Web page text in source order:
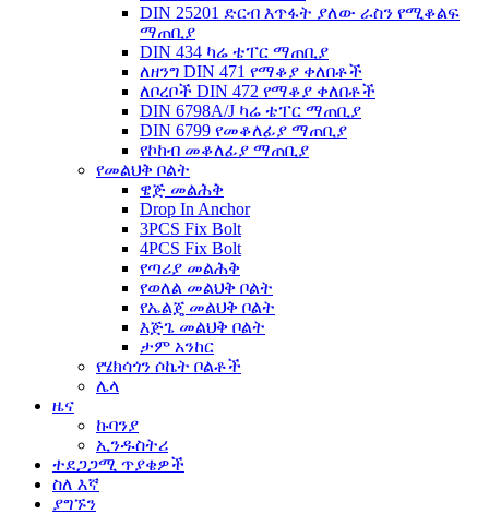
DIN 25201 ድርብ እጥፋት ያለው ራስን የሚቆልፍ
ማጠቢያ
DIN 434 ካሬ ቴፐር ማጠቢያ
ለዘንግ DIN 471 የማቆያ ቀለበቶች
ለቦረቦች DIN 472 የማቆያ ቀለበቶች
DIN 6798A/J ካሬ ቴፐር ማጠቢያ
DIN 6799 የመቆለፊያ ማጠቢያ
የኮከብ መቆለፊያ ማጠቢያ
የመልህቅ ቦልት
ዌጅ መልሕቅ
Drop In Anchor
3PCS Fix Bolt
4PCS Fix Bolt
የጣሪያ መልሕቅ
የወለል መልህቅ ቦልት
የኤልጄ መልህቅ ቦልት
እጅጌ መልህቅ ቦልት
ታም አንከር
የሄክሳጎን ሶኬት ቦልቶች
ሌላ
ዜና
ኩባንያ
ኢንዱስትሪ
ተደጋጋሚ ጥያቄዎች
ስለ እኛ
ያግኙን